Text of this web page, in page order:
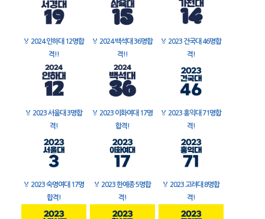
🏅 2024 인하대 12명합
격!!
🏅 2024 백석대 36명합
격!!
🏅 2023 건국대 46명합
격!
🏅 2023 서울대 3명합
격!
🏅 2023 이화여대 17명
합격!
🏅 2023 홍익대 71명합
격!
🏅 2023 숙명여대 17명
합격!
🏅 2023 한예종 5명합
격!
🏅 2023 고려대 8명합
격!